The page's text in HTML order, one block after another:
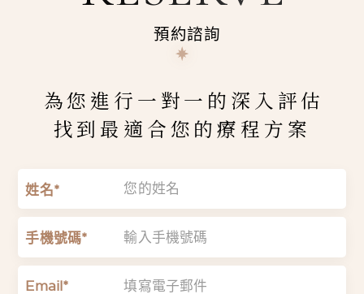
預約諮詢
為您進行一對一的深入評估
找到最適合您的療程方案
姓名*
手機號碼*
Email*